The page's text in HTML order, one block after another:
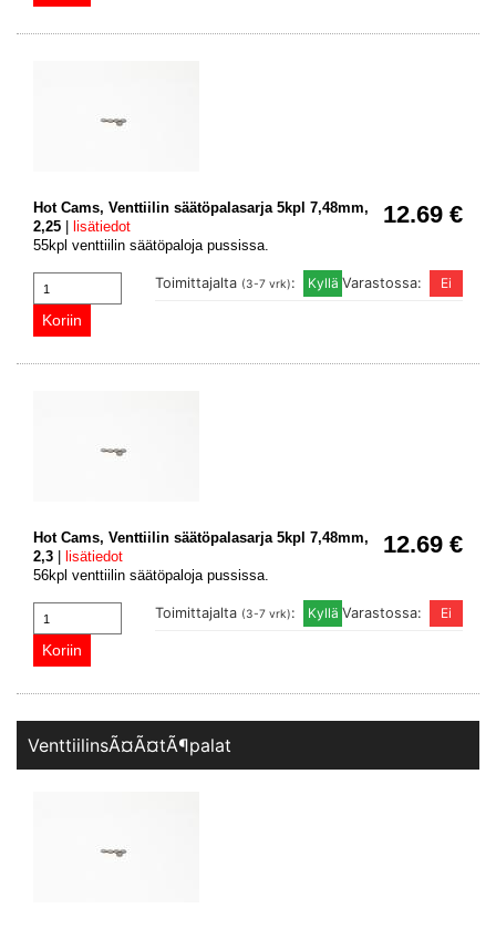
12.69 €
Hot Cams, Venttiilin säätöpalasarja 5kpl 7,48mm,
2,25
lisätiedot
55kpl venttiilin säätöpaloja pussissa.
Varastossa:
Toimittajalta (3-7 vrk):
12.69 €
Hot Cams, Venttiilin säätöpalasarja 5kpl 7,48mm,
2,3
lisätiedot
56kpl venttiilin säätöpaloja pussissa.
Varastossa:
Toimittajalta (3-7 vrk):
VenttiilinsÃ¤Ã¤tÃ¶palat